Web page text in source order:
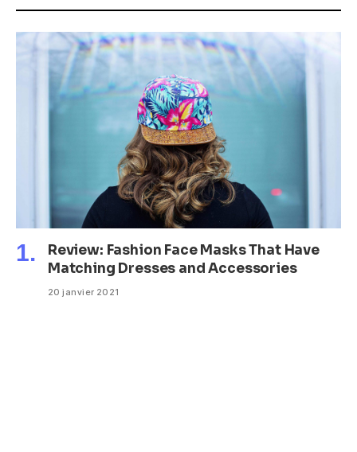
Review: Fashion Face Masks That Have
Matching Dresses and Accessories
20 janvier 2021